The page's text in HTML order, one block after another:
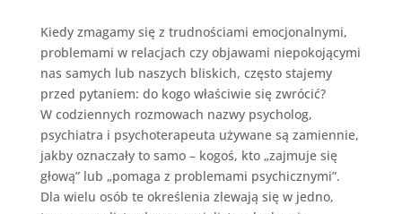
Kiedy zmagamy się z trudnościami emocjonalnymi,
problemami w relacjach czy objawami niepokojącymi
nas samych lub naszych bliskich, często stajemy
przed pytaniem: do kogo właściwie się zwrócić?
W codziennych rozmowach nazwy psycholog,
psychiatra i psychoterapeuta używane są zamiennie,
jakby oznaczały to samo – kogoś, kto „zajmuje się
głową” lub „pomaga z problemami psychicznymi”.
Dla wielu osób te określenia zlewają się w jedno,